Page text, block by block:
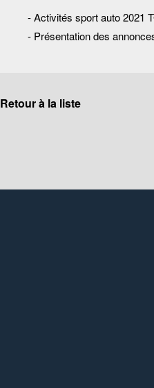
-Activités sport auto 2021
- Présentation des
Retour à la liste